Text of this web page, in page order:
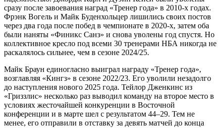
сразу после завоевания наград «Тренер года» в 2010-х годах.
Фрэнк Вогель и Майк Буденхольцер лишились своих постов
через два года после побед в чемпионате в 2020-х, затем оба
были наняты «Финикс Санз» и снова уволены год спустя. Но
коллективное кресло под всеми 30 тренерами НБА никогда не
раскалялось сильнее, чем в сезоне 2024/25.
Майк Браун единогласно выиграл награду «Тренер года»,
возглавляя «Кингз» в сезоне 2022/23. Его уволили незадолго
до наступления нового 2025 года. Тейлор Дженкинс из
«Гриззлис» несколько раз выводил команду на второе место в
условиях жесточайшей конкуренции в Восточной
конференции и в марте шел с результатом 44–29. Тем не
менее, его отправили в отставку за девять матчей до конца